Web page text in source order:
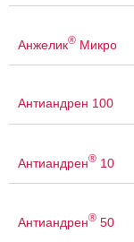
Анжелик® Микро
Антиандрен 100
Антиандрен® 10
Антиандрен® 50